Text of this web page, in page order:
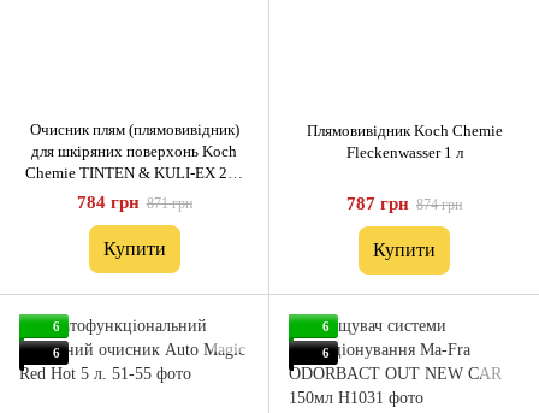
Очисник плям (плямовивідник)
для шкіряних поверхонь Koch
Chemie TINTEN & KULI-EX 250
784 грн 871 грн
Купити
Плямовивідник Koch Chemie
Fleckenwasser 1 л
787 грн 874 грн
Купити
6
6
6
6